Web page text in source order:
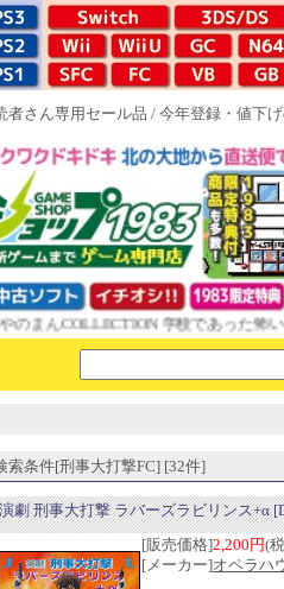
者さん専用セール品 / 今年登録・値下
学校であった怖い話と晦󠄀
索条件[刑事大打撃FC] [32件]
演劇 刑事大打撃 ラバーズラビリンス+α
[販売価格]2,200円(
[メーカー]オペラハ